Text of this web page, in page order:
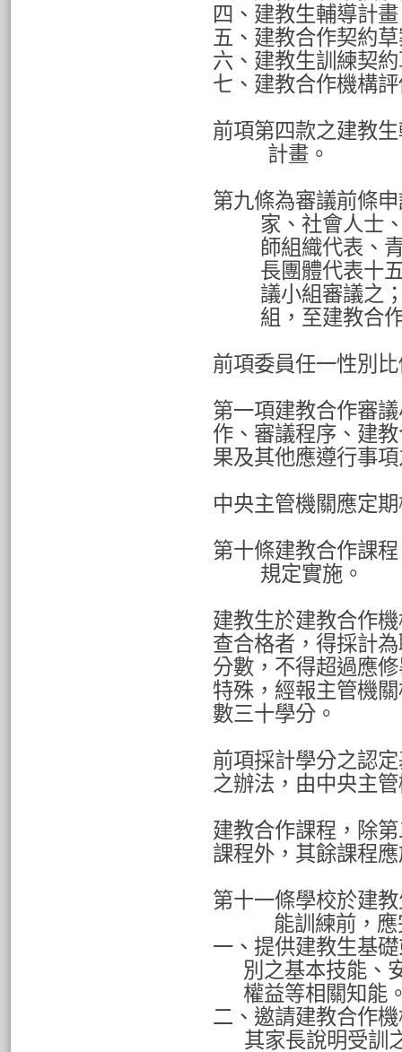
四、建教生輔導計
五、建教合作契約
六、建教生訓練契
七、建教合作機構
前項第四款之建教
計畫。
第九條為審議前條
家、社會人士
師組織代表、
長團體代表十
議小組審議之
組，至建教合
前項委員任一性別
第一項建教合作審
作、審議程序、建
果及其他應遵行事
中央主管機關應定
第十條建教合作課
規定實施。
建教生於建教合作
查合格者，得採計
分數，不得超過應
特殊，經報主管機
數三十學分。
前項採計學分之認
之辦法，由中央主
建教合作課程，除
課程外，其餘課程
第十一條學校於建
能訓練前，
一、提供建教生基
別之基本技能、
權益等相關知能
二、邀請建教合作
其家長說明受訓